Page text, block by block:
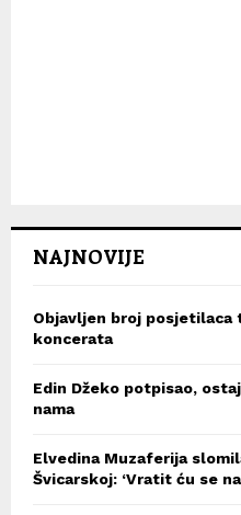
NAJNOVIJE
Objavljen broj posjetilaca
koncerata
Edin Džeko potpisao,
nama
Elvedina Muzaferija
Švicarskoj: ‘Vratit ću se